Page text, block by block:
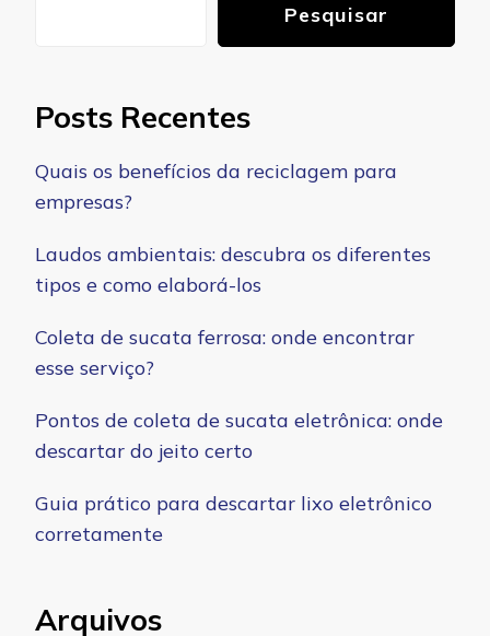
Pesquisar
Posts Recentes
Quais os benefícios da reciclagem para
empresas?
Laudos ambientais: descubra os diferentes
tipos e como elaborá-los
Coleta de sucata ferrosa: onde encontrar
esse serviço?
Pontos de coleta de sucata eletrônica: onde
descartar do jeito certo
Guia prático para descartar lixo eletrônico
corretamente
Arquivos